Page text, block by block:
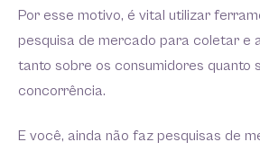
Por esse motivo, é vital utilizar
pesquisa de mercado para coletar e
tanto sobre os consumidores quanto
concorrência.
E você, ainda não faz pesquisas de